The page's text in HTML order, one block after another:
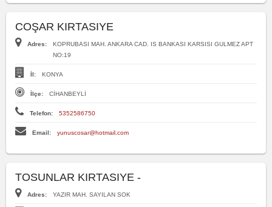
COŞAR KIRTASIYE
Adres:
KOPRUBASI MAH. ANKARA CAD. IS BANKASI KARSISI GULMEZ APT
NO:19
İl: KONYA
İlçe: CİHANBEYLİ
Telefon: 5352586750
Email: yunuscosar@hotmail.com
TOSUNLAR KIRTASIYE -
Adres: YAZIR MAH. SAYILAN SOK